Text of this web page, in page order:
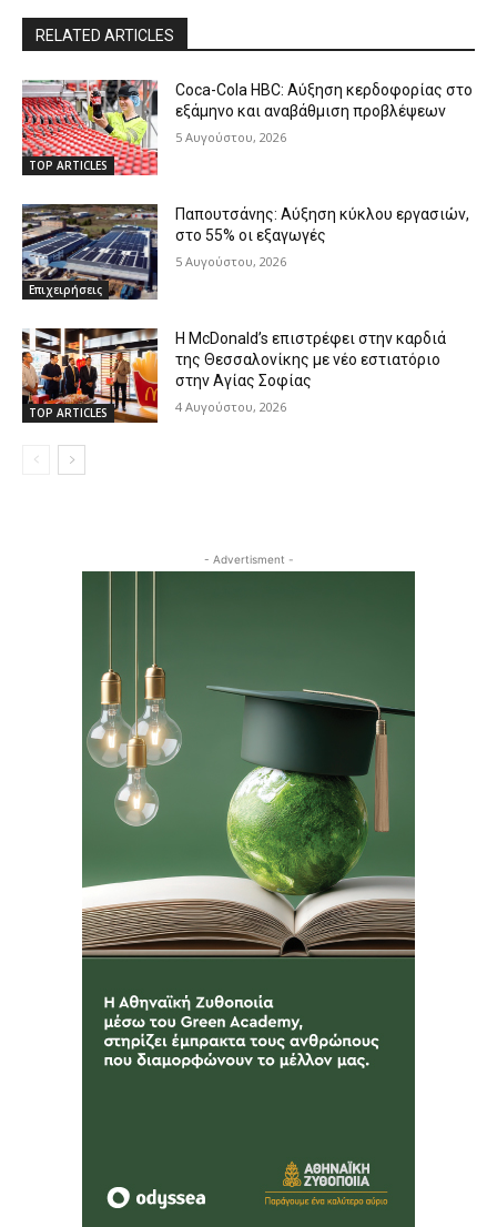
RELATED ARTICLES
TOP ARTICLES
Coca-Cola HBC: Αύξηση κερδοφορίας στο
εξάμηνο και αναβάθμιση προβλέψεων
5 Αυγούστου, 2026
Επιχειρήσεις
Παπουτσάνης: Αύξηση κύκλου εργασιών,
στο 55% οι εξαγωγές
5 Αυγούστου, 2026
TOP ARTICLES
Η McDonald’s επιστρέφει στην καρδιά
της Θεσσαλονίκης με νέο εστιατόριο
στην Αγίας Σοφίας
4 Αυγούστου, 2026
- Advertisment -